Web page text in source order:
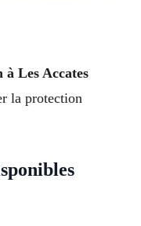
Les Accates
la protection